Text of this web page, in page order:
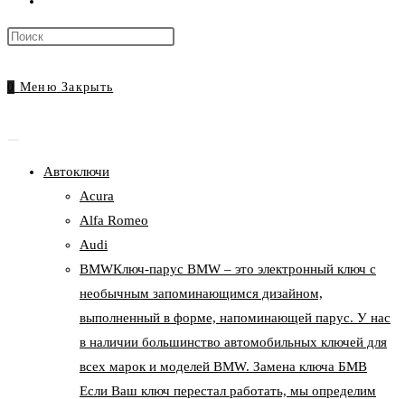
по
сайту
0 Меню Закрыть
Автоключи
Acura
Alfa Romeo
Audi
BMWКлюч-парус BMW – это электронный ключ с
необычным запоминающимся дизайном,
выполненный в форме, напоминающей парус. У нас
в наличии большинство автомобильных ключей для
всех марок и моделей BMW. Замена ключа БМВ
Если Ваш ключ перестал работать, мы определим